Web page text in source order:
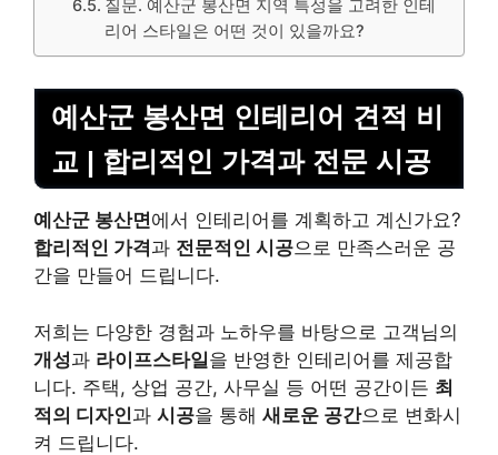
질문. 예산군 봉산면 지역 특성을 고려한 인테
리어 스타일은 어떤 것이 있을까요?
예산군 봉산면 인테리어 견적 비
교 | 합리적인 가격과 전문 시공
예산군 봉산면에서 인테리어를 계획하고 계신가요?
합리적인 가격과 전문적인 시공으로 만족스러운 공
간을 만들어 드립니다.
저희는 다양한 경험과 노하우를 바탕으로 고객님의
개성과 라이프스타일을 반영한 인테리어를 제공합
니다. 주택, 상업 공간, 사무실 등 어떤 공간이든 최
적의 디자인과 시공을 통해 새로운 공간으로 변화시
켜 드립니다.